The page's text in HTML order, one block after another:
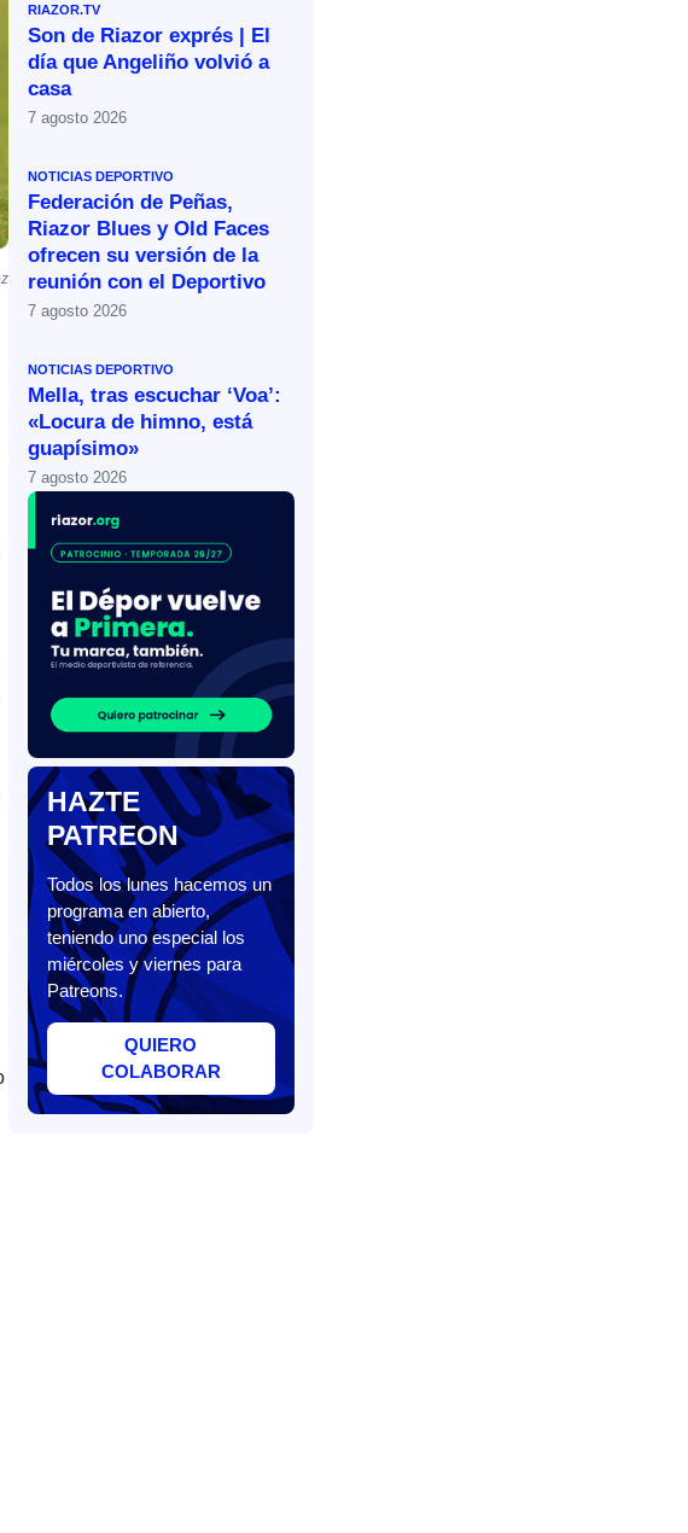
RIAZOR.TV
Son de Riazor exprés | El
día que Angeliño volvió a
casa
7 agosto 2026
NOTICIAS DEPORTIVO
Federación de Peñas,
Riazor Blues y Old Faces
ofrecen su versión de la
reunión con el Deportivo
7 agosto 2026
NOTICIAS DEPORTIVO
Mella, tras escuchar ‘Voa’:
«Locura de himno, está
guapísimo»
7 agosto 2026
HAZTE
PATREON
Todos los lunes hacemos un
programa en abierto,
teniendo uno especial los
miércoles y viernes para
Patreons.
QUIERO
COLABORAR